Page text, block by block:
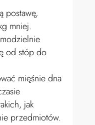
postawę,
mniej.
od stóp do
mięśnie dna
jak
przedmiotów.